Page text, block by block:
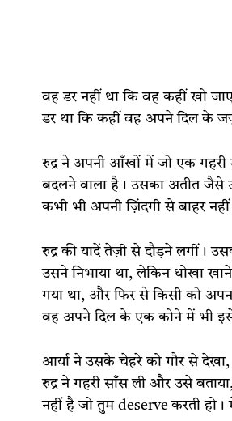
वह डर नहीं था कि वह कहीं खो
डर था कि कहीं वह अपने दिल के
रुद्र ने अपनी आँखों में जो एक
बदलने वाला है। उसका अतीत जैसे
कभी भी अपनी ज़िंदगी से बाहर
रुद्र की यादें तेज़ी से दौड़ने लगीं।
उसने निभाया था, लेकिन धोखा
गया था, और फिर से किसी को
वह अपने दिल के एक कोने में भी इसे
आर्या ने उसके चेहरे को गौर से
रुद्र ने गहरी साँस ली और उसे
नहीं है जो तुम deserve करती